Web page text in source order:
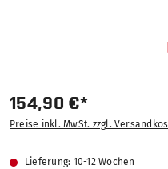
154,90 €*
Preise inkl. MwSt. zzgl.
Lieferung: 10-12 Wochen